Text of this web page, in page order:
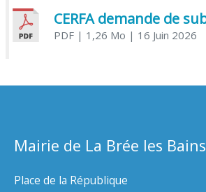
PDF| 1,26 Mo | 16 Juin 2026
Mairie de La Brée les Bains
Place de la République